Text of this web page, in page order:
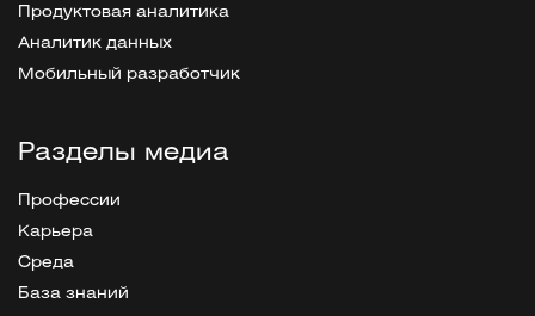
Продуктовая аналитика
Аналитик данных
Мобильный разработчик
Разделы медиа
Профессии
Карьера
Среда
База знаний